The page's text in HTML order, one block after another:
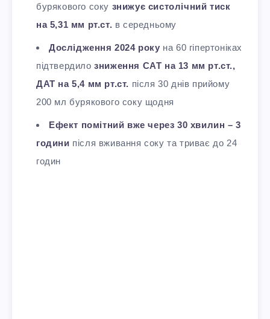
бурякового соку знижує систолічний тиск
на 5,31 мм рт.ст. в середньому
Дослідження 2024 року на 60 гіпертоніках
підтвердилозниження САТ на 13 мм рт.ст.,
ДАТ на 5,4 мм рт.ст. після 30 днів прийому
200 мл бурякового соку щодня
Ефект помітний вже через 30 хвилин – 3
години після вживання соку та триває до 24
годин